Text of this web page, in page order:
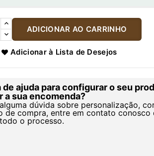
ADICIONAR AO CARRINHO
Adicionar à Lista de Desejos
de ajuda para configurar o seu
a sua encomenda?
dúvida sobre personalização,
de compra, entre em contato conosco
o processo.